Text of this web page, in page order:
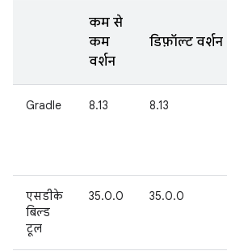
कम से
कम
वर्शन
डिफ़ॉल्ट वर्शन
Gradle 8.13 8.13
एसडीके
बिल्ड
टूल
35.0.0 35.0.0